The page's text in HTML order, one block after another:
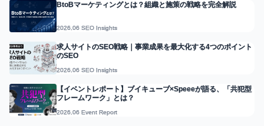
BtoBマーケティングとは？組織と施策の戦略を完全解説
2026.06 SEO Insights
求人サイトのSEO戦略｜事業成果を最大化する4つのポイント
のSEO
2026.06 SEO Insights
【イベントレポート】ブイキューブ×Speeeが語る、「共犯型
フレームワーク」とは？
2026.06 Event Report